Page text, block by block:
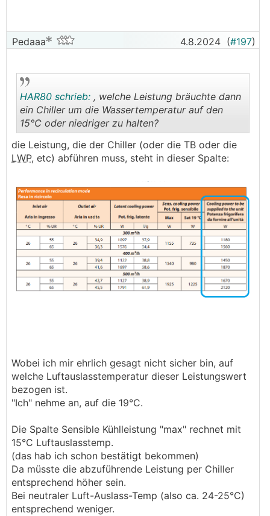
Pedaaa 4.8.2024 (#197)
..
HAR80 schrieb: , welche Leistung bräuchte dann
ein Chiller um die Wassertemperatur auf den
15°C oder niedriger zu halten?
die Leistung, die der Chiller (oder die TB oder die
LWP, etc) abführen muss, steht in dieser Spalte:
Wobei ich mir ehrlich gesagt nicht sicher bin, auf
welche Luftauslasstemperatur dieser Leistungswert
bezogen ist.
"Ich" nehme an, auf die 19°C.
Die Spalte Sensible Kühlleistung "max" rechnet mit
15°C Luftauslasstemp.
(das hab ich schon bestätigt bekommen)
Da müsste die abzuführende Leistung per Chiller
entsprechend höher sein.
Bei neutraler Luft-Auslass-Temp (also ca. 24-25°C)
entsprechend weniger.